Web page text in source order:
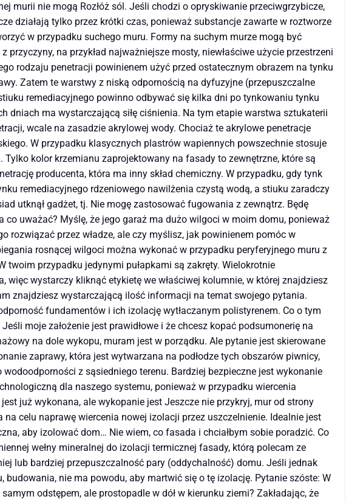
murii nie mogą Rozłóż sól. Jeśli chodzi o opryskiwanie przeciwgrzybicze,
działają tylko przez krótki czas, ponieważ substancje zawarte w roztworze
w przypadku suchego muru. Formy na suchym murze mogą być
na przykład najważniejsze mosty, niewłaściwe użycie przestrzeni
rodzaju penetracji powinienem użyć przed ostatecznym obrazem na tynku
Zatem te warstwy z niską odpornością na dyfuzyjne (przepuszczalne
remediacyjnego powinno odbywać się kilka dni po tynkowaniu tynku
dniach ma wystarczającą siłę ciśnienia. Na tym etapie warstwa sztukaterii
wcale na zasadzie akrylowej wody. Chociaż te akrylowe penetracje
W przypadku klasycznych plastrów wapiennych powszechnie stosuje
kolor krzemianu zaprojektowany na fasady to zewnętrzne, które są
producenta, która ma inny skład chemiczny. W przypadku, gdy tynk
remediacyjnego rdzeniowego nawilżenia czystą wodą, a stiuku zaradczy
utknął gadżet, tj. Nie mogę zastosować fugowania z zewnątrz. Będę
uważać? Myślę, że jego garaż ma dużo wilgoci w moim domu, ponieważ
rozwiązać przez władze, ale czy myślisz, jak powinienem pomóc w
rosnącej wilgoci można wykonać w przypadku peryferyjnego muru z
twoim przypadku jedynymi pułapkami są zakręty. Wielokrotnie
wystarczy kliknąć etykietę we właściwej kolumnie, w której znajdziesz
znajdziesz wystarczającą ilość informacji na temat swojego pytania.
fundamentów i ich izolację wytłaczanym polistyrenem. Co o tym
moje założenie jest prawidłowe i że chcesz kopać podsumonerię na
na dole wykopu, muram jest w porządku. Ale pytanie jest skierowane
zaprawy, która jest wytwarzana na podłodze tych obszarów piwnicy,
z sąsiedniego terenu. Bardziej bezpieczne jest wykonanie
dla naszego systemu, ponieważ w przypadku wiercenia
już wykonana, ale wykopanie jest Jeszcze nie przykryj, mur od strony
celu naprawę wiercenia nowej izolacji przez uszczelnienie. Idealnie jest
aby izolować dom… Nie wiem, co fasada i chciałbym sobie poradzić. Co
wełny mineralnej do izolacji termicznej fasady, którą polecam ze
lub bardziej przepuszczalność pary (oddychalność) domu. Jeśli jednak
nie ma powodu, aby martwić się o tę izolację. Pytanie szóste: W
odstępem, ale prostopadle w dół w kierunku ziemi? Zakładając, że